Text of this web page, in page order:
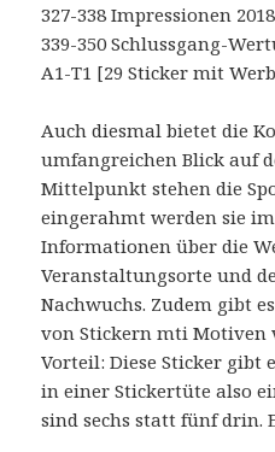
327-338 Impressionen 2018
339-350 Schlussgang-
A1-T1 [29 Sticker mit
Auch diesmal bietet die
umfangreichen Blick auf
Mittelpunkt stehen die
eingerahmt werden sie
Informationen über die
Veranstaltungsorte und
Nachwuchs. Zudem gibt
von Stickern mti Motiven
Vorteil: Diese Sticker gibt
in einer Stickertüte also
sind sechs statt fünf drin.